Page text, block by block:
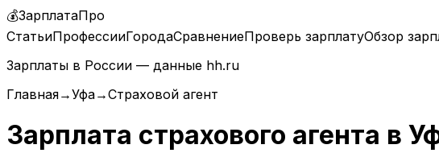
💰ЗарплатаПро
СтатьиПрофессииГородаСравнениеПроверь зарплатуОбзор
Зарплаты в России — данные hh.ru
Главная→Уфа→Страховой агент
Зарплата страхового агента в